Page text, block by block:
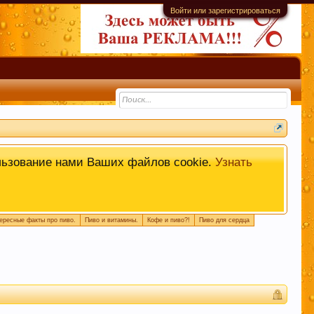
Войти или зарегистрироваться
ценности! СПАСИБО
нами Ваших файлов cookie.Узнать
Это поможет быстро находить
совет.
факты про пиво. Пиво и витамины. Кофе и пиво?!
Пиво для сердца